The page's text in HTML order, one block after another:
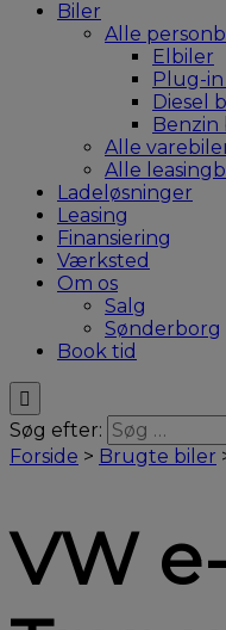
Biler
Alle
Elbiler
Plug-
Diesel
Benzin
Alle
Alle
Ladeløsninger
Leasing
Finansiering
Værksted
Om os
Salg
Sønderborg
Book tid
Søg efter:
Forside > Brugte biler
VW